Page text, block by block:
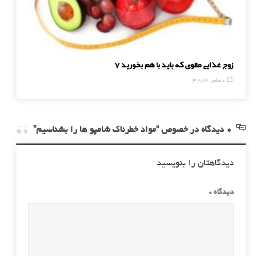
7 زوج غذایی مقوی که باید با هم بخورید
3 دسامبر, 2014
دیدگاهتان را بنویسید
دیدگاه *